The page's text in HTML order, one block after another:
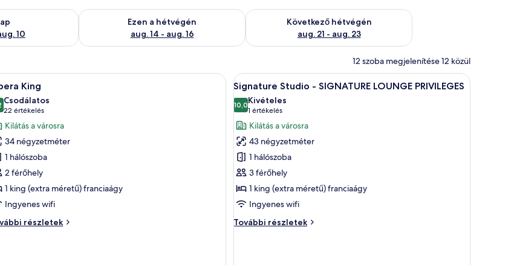
10
állás ellenőrzése: aug. 9 - aug. 10
Ezen a hétvégén
aug. 14 - aug. 16
A mostani hétvégi rendelkezésre állás ellenőrzése: aug. 14 - aug. 16
Következő hétvégén
aug. 21 - aug. 23
A következő hétvégi rendelkezésre állás ellenőrzése: aug. 21
12 szoba megjelenítése 12 közül
Egy modern fürőszoba két mosdókagylóval, egy nagy tükörrel és márványburkolatú falakkal.
1 King
ből 9,2
Csodálatos
22 értékelés
(22
értékelés)
Kilátás a városra
34 négyzetméter
1 hálószoba
2 férőhely
1 king (extra méretű) franciaágy
Ingyenes wifi
részletek
A
következő
szoba
összes
képének
megtekintése:
Signature
Studio
-
SIGNATURE
LOUNGE
Egy modern fürőszoba két
1
Signature Studio - SIGNATURE LOUNGE PRIVILEGES
10,010-ből 10,0
Kivételes
1 értékelés
(1
értékelés)
Kilátás a városra
43 négyzetméter
1 hálószoba
3 férőhely
1 king (extra méretű) franciaágy
Ingyenes wifi
További részletek
Signature